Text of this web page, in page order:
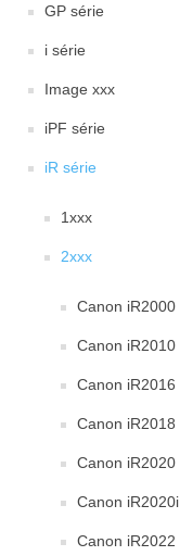
GP série
i série
Image xxx
iPF série
iR série
1xxx
2xxx
Canon iR2000
Canon iR2010
Canon iR2016
Canon iR2018
Canon iR2020
Canon iR2020i
Canon iR2022